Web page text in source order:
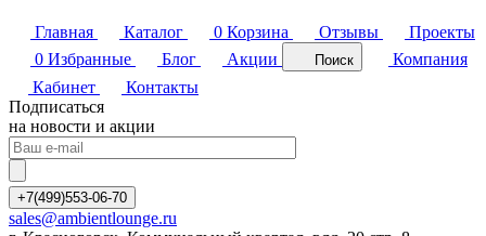
Главная Каталог 0 Корзина Отзывы
Проекты
0 Избранные Блог Акции Поиск
Компания
Кабинет
Контакты
Подписаться
на новости и акции
+7(499)553-06-70
sales@ambientlounge.ru